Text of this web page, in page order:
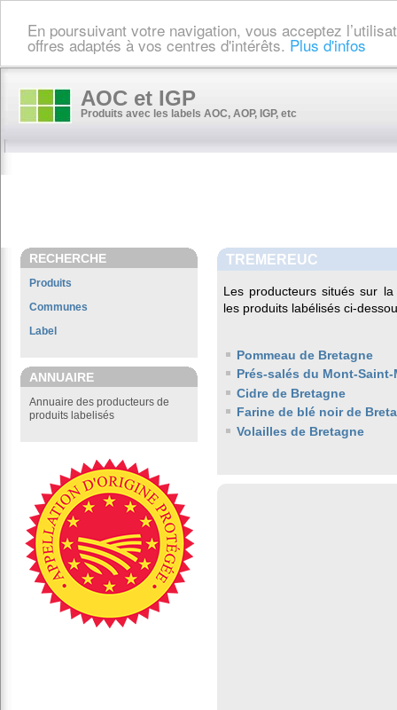
En poursuivant votre navigation, vous acceptez
offres adaptés à vos centres d'intérêts. Plus d'infos
AOC et IGP
Produits avec les labels AOC, AOP, IGP, etc
RECHERCHE
Produits
Communes
Label
ANNUAIRE
Annuaire des producteurs de
produits labelisés
TREMEREUC
Les producteurs situés sur
les produits labélisés ci-
Pommeau de Bretagne
Prés-salés du Mont-
Cidre de Bretagne
Farine de blé noir de
Volailles de Bretagne